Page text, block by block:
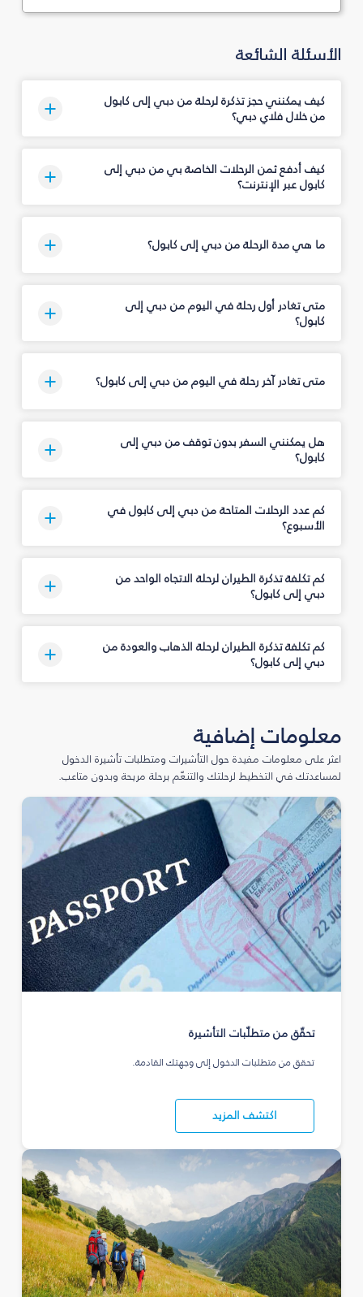
الأسئلة الشائعة
كيف يمكنني حجز تذكرة لرحلة من دبي إلى كابول
من خلال فلاي دبي؟
كيف أدفع ثمن الرحلات الخاصة بي من دبي إلى
كابول عبر الإنترنت؟
ما هي مدة الرحلة من دبي إلى كابول؟
متى تغادر أول رحلة في اليوم من دبي إلى
كابول؟
متى تغادر آخر رحلة في اليوم من دبي إلى كابول؟
هل يمكنني السفر بدون توقف من دبي إلى
كابول؟
كم عدد الرحلات المتاحة من دبي إلى كابول في
الأسبوع؟
كم تكلفة تذكرة الطيران لرحلة الاتجاه الواحد من
دبي إلى كابول؟
كم تكلفة تذكرة الطيران لرحلة الذهاب والعودة من
دبي إلى كابول؟
معلومات إضافية
اعثر على معلومات مفيدة حول التأشيرات ومتطلبات تأشيرة الدخول
لمساعدتك في التخطيط لرحلتك والتنعّم برحلة مريحة وبدون متاعب.
تحقّق من متطلّبات التأشيرة
تحقق من متطلبات الدخول إلى وجهتك القادمة.
اكتشف المزيد